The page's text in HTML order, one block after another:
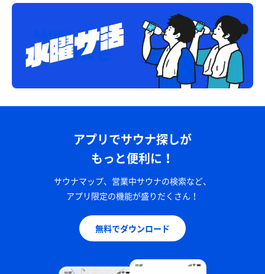
アプリでサウナ探しが
もっと便利に！
サウナマップ、営業中サウナの検索など、
アプリ限定の機能が盛りだくさん！
無料でダウンロード